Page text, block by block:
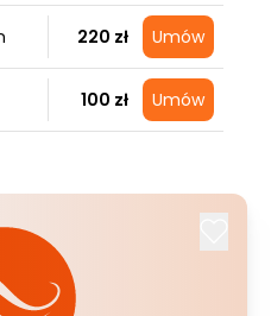
220 zł Umów
100 zł Umów